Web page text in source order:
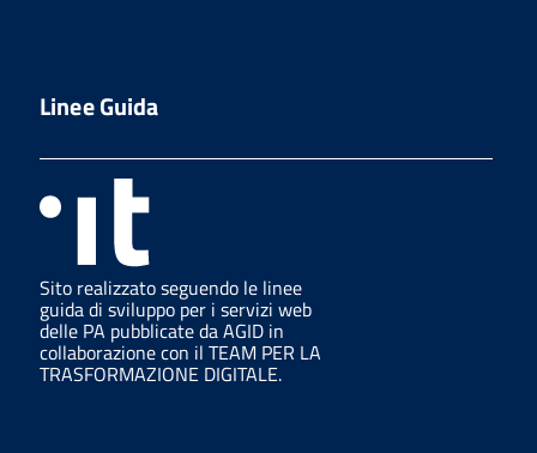
Linee Guida
Sito realizzato seguendo le linee
guida di sviluppo per i servizi web
delle PA pubblicate da AGID in
collaborazione con il TEAM PER LA
TRASFORMAZIONE DIGITALE.